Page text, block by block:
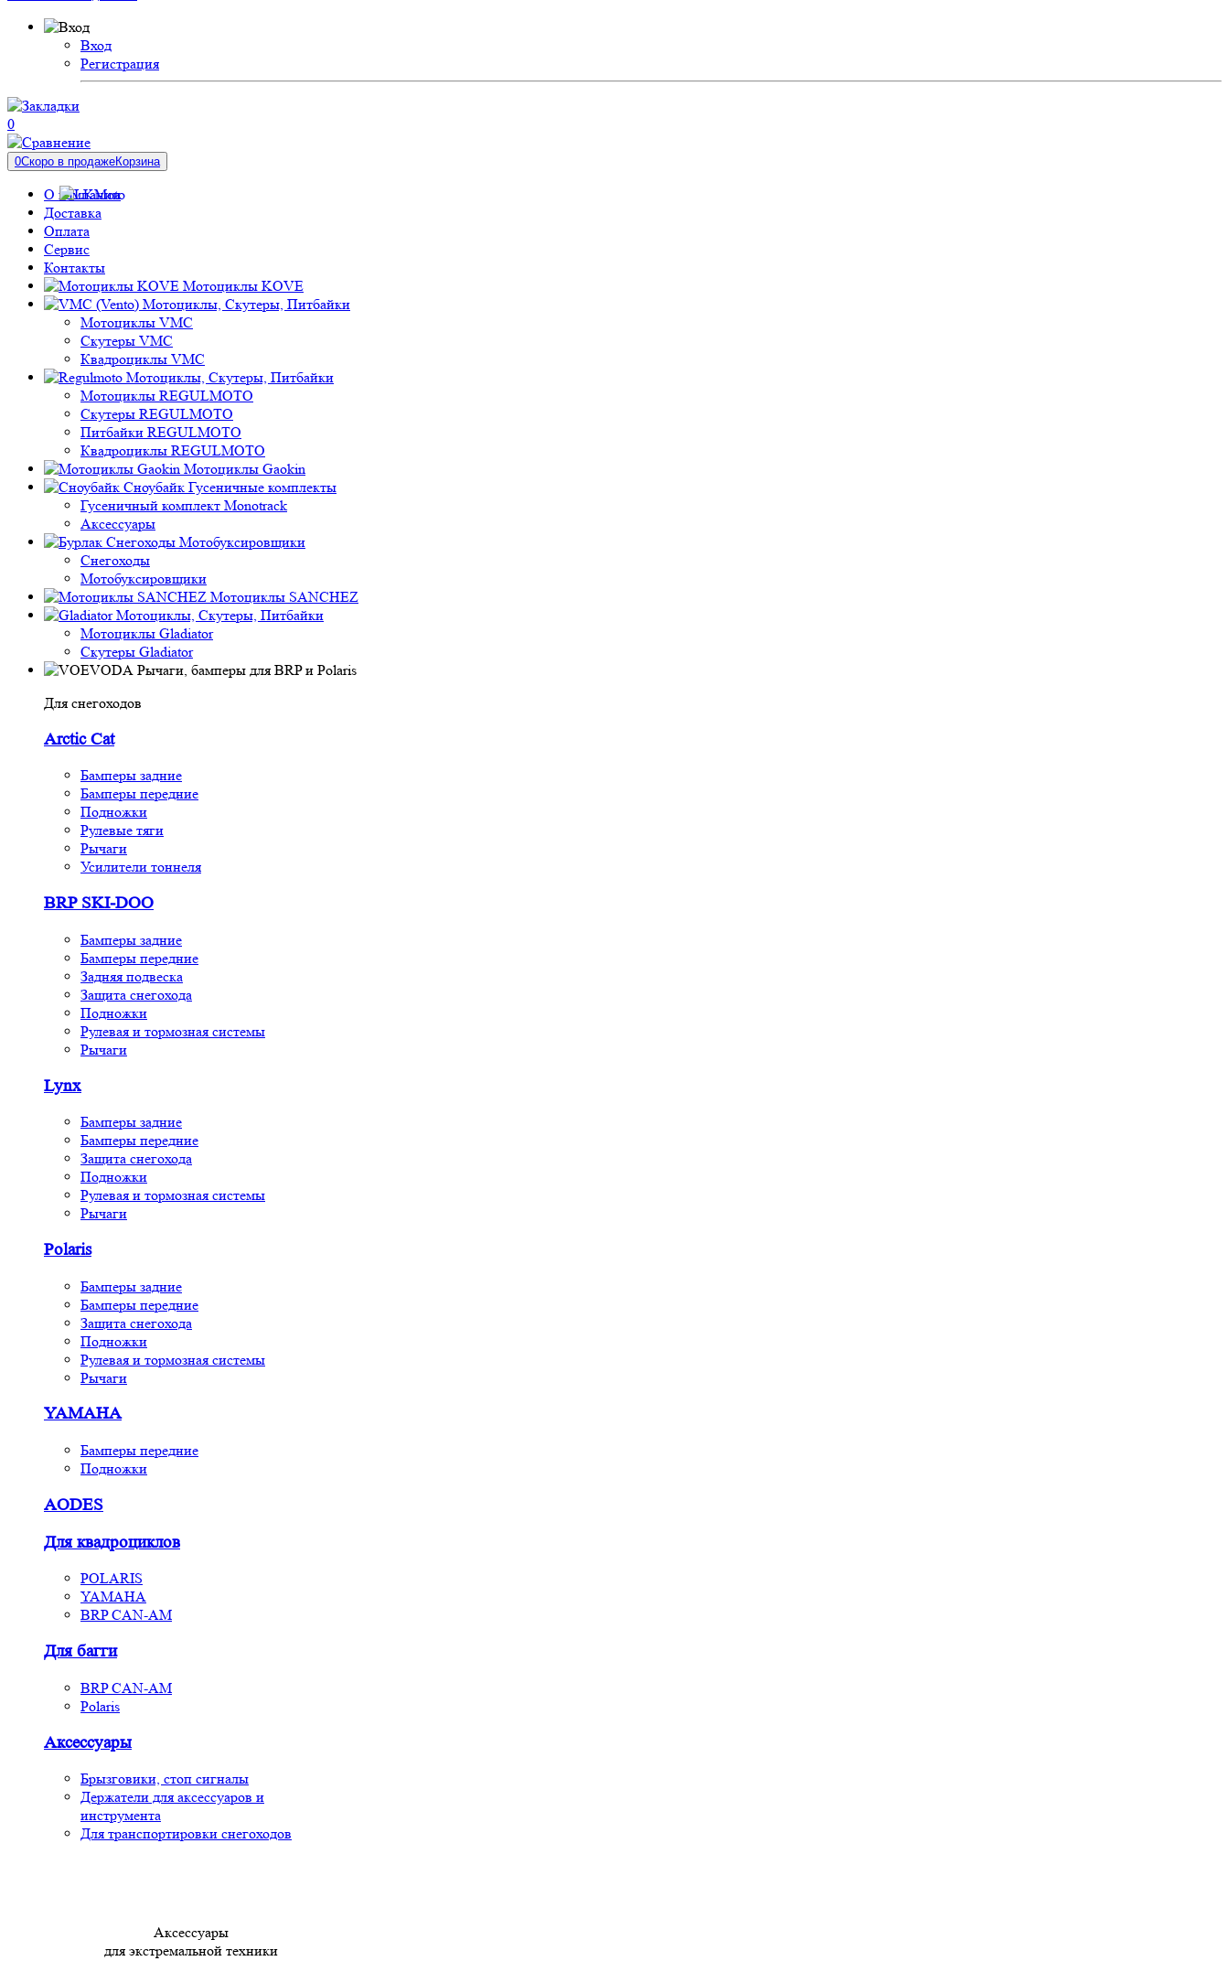
Вход
Регистрация
0
0Скоро в продажеКорзина
О компании
Доставка
Оплата
Сервис
Контакты
Мотоциклы KOVE
Мотоциклы, Скутеры, Питбайки
Мотоциклы VMC
Скутеры VMC
Квадроциклы VMC
Мотоциклы, Скутеры, Питбайки
Мотоциклы REGULMOTO
Скутеры REGULMOTO
Питбайки REGULMOTO
Квадроциклы REGULMOTO
Мотоциклы Gaokin
Сноубайк Гусеничные комплекты
Гусеничный комплект Monotrack
Аксессуары
Снегоходы Мотобуксировщики
Снегоходы
Мотобуксировщики
Мотоциклы SANCHEZ
Мотоциклы, Скутеры, Питбайки
Мотоциклы Gladiator
Скутеры Gladiator
Рычаги, бамперы для BRP и Polaris
Для снегоходов
Arctic Cat
Бамперы задние
Бамперы передние
Подножки
Рулевые тяги
Рычаги
Усилители тоннеля
BRP SKI-DOO
Бамперы задние
Бамперы передние
Задняя подвеска
Защита снегохода
Подножки
Рулевая и тормозная системы
Рычаги
Lynx
Бамперы задние
Бамперы передние
Защита снегохода
Подножки
Рулевая и тормозная системы
Рычаги
Polaris
Бамперы задние
Бамперы передние
Защита снегохода
Подножки
Рулевая и тормозная системы
Рычаги
YAMAHA
Бамперы передние
Подножки
AODES
Для квадроциклов
POLARIS
YAMAHA
BRP CAN-AM
Для багги
BRP CAN-AM
Polaris
Аксессуары
Брызговики, стоп сигналы
Держатели для аксессуаров и
инструмента
Для транспортировки снегоходов
Аксессуары
для экстремальной техники